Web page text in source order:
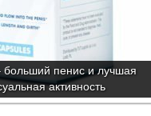
больший пенис и лучшая
активность